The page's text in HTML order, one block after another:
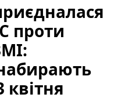
проти
квітня